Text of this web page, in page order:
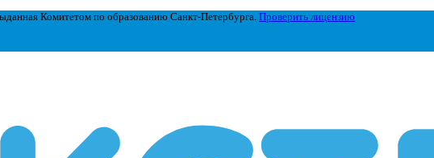
Комитетом по образованию Санкт-Петербурга. Проверить лицензию